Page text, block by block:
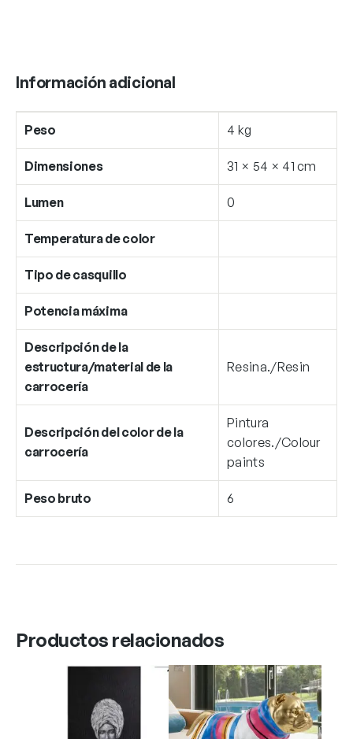
Información adicional
Peso 4 kg
Dimensiones 31 × 54 × 41 cm
Lumen 0
Temperatura de color
Tipo de casquillo
Potencia máxima
Descripción de la
estructura/material de la
carrocería
Resina./Resin
Descripción del color de la
carrocería
Pintura
colores./Colour
paints
Peso bruto 6
Productos relacionados